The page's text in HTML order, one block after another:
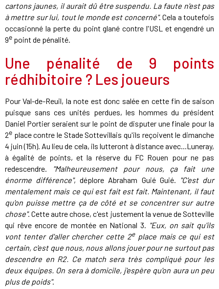
cartons jaunes, il aurait dû être suspendu. La faute n'est pas
à mettre sur lui, tout le monde est concerné". Cela a toutefois
occasionné la perte du point glané contre l'USL et engendré un
9e point de pénalité.
Une pénalité de 9 points
rédhibitoire ? Les joueurs
Pour Val-de-Reuil, la note est donc salée en cette fin de saison
puisque sans ces unités perdues, les hommes du président
Daniel Portier seraient sur le point de disputer une finale pour la
2e place contre le Stade Sottevillais qu'ils reçoivent le dimanche
4 juin (15h). Au lieu de cela, ils lutteront à distance avec...Luneray,
à égalité de points, et la réserve du FC Rouen pour ne pas
redescendre.
"Malheureusement pour nous, ça fait une
énorme différence", déplore Abraham Guié Guié. "C'est dur
mentalement mais ce qui est fait est fait. Maintenant, il faut
qu'on puisse mettre ça de côté et se concentrer sur autre
chose". Cette autre chose, c'est justement la venue de Sotteville
qui rêve encore de montée en National 3. "Eux, on sait qu'ils
vont tenter d'aller chercher cette 2eplace mais ce qui est
certain, c'est que nous, nous allons jouer pour ne surtout pas
descendre en R2. Ce match sera très compliqué pour les
deux équipes. On sera à domicile, j'espère qu'on aura un peu
plus de poids".